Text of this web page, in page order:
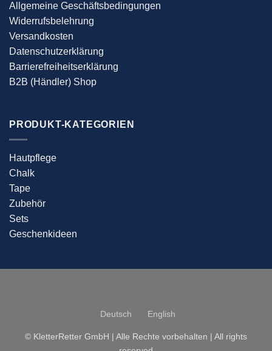
Allgemeine Geschäftsbedingungen
Widerrufsbelehrung
Versandkosten
Datenschutzerklärung
Barrierefreiheitserklärung
B2B (Händler) Shop
PRODUKT-KATEGORIEN
Hautpflege
Chalk
Tape
Zubehör
Sets
Geschenkideen
Deutsch English
© KletterRetter GmbH | Alle Rechte vorbehalten | All rights